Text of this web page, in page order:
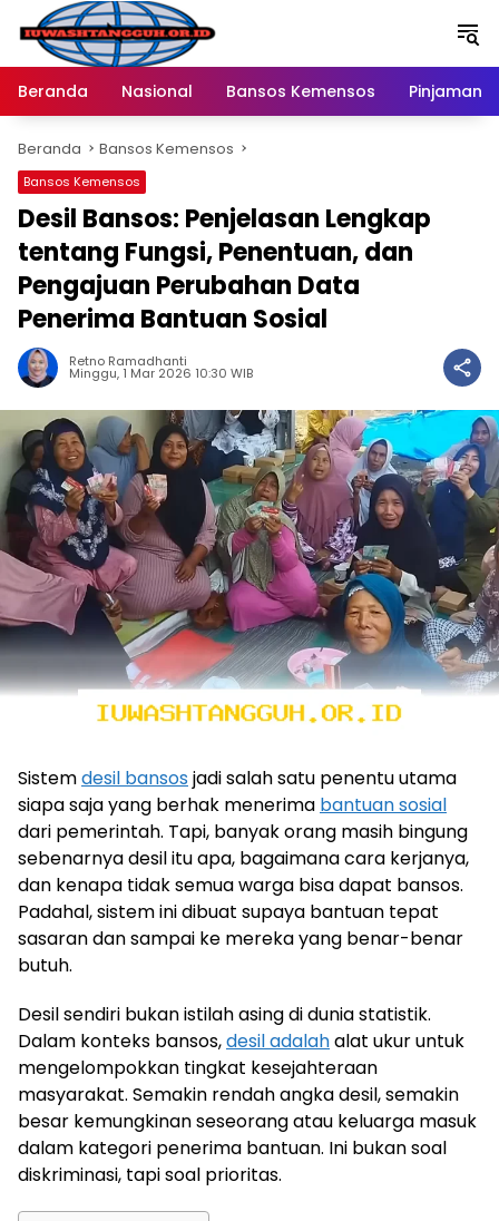
Langsung
konten
Beranda
Nasional Bansos Kemensos Pinjaman
Beranda Bansos Kemensos
Bansos Kemensos
Desil Bansos: Penjelasan Lengkap
tentang Fungsi, Penentuan, dan
Pengajuan Perubahan Data
Penerima Bantuan Sosial
Retno Ramadhanti
Minggu, 1 Mar 2026 10:30 WIB
Sistemdesil bansos jadi salah satu penentu utama
siapa saja yang berhak menerima bantuan sosial
dari pemerintah. Tapi, banyak orang masih bingung
sebenarnya desil itu apa, bagaimana cara kerjanya,
dan kenapa tidak semua warga bisa dapat bansos.
Padahal, sistem ini dibuat supaya bantuan tepat
sasaran dan sampai ke mereka yang benar-benar
butuh.
Desil sendiri bukan istilah asing di dunia statistik.
Dalam konteks bansos,desil adalahalat ukur untuk
mengelompokkan tingkat kesejahteraan
masyarakat. Semakin rendah angka desil, semakin
besar kemungkinan seseorang atau keluarga masuk
dalam kategori penerima bantuan. Ini bukan soal
diskriminasi, tapi soal prioritas.